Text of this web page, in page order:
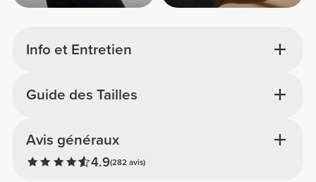
Info et Entretien
Avis généraux
4.9(282 avis)
Guide des Tailles